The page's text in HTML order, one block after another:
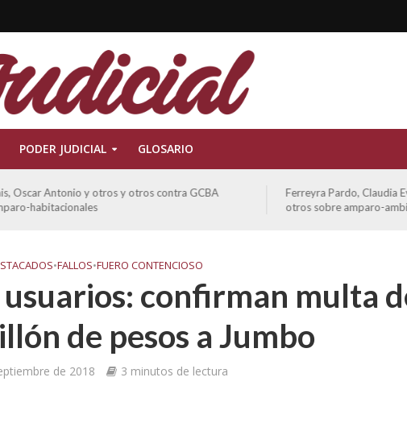
PODER JUDICIAL GLOSARIO
Oscar Antonio y otros y otros contra GCBA
habitacionales
Ferreyra Pardo, Claudia
otros sobre amparo-
•FALLOS•FUERO CONTENCIOSO
confirman multa
de pesos a Jumbo
de 2018 3 minutos de lectura